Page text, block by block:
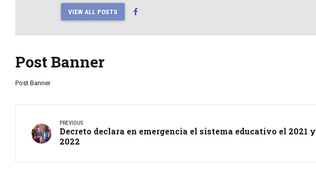
VIEW ALL POSTS
Post Banner
Post Banner
PREVIOUS
Decreto declara en emergencia el sistema educativo el 2021 y
2022